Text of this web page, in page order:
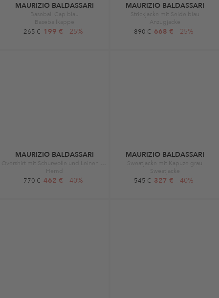
MAURIZIO BALDASSARI
Baseball Cap blau
Baseballkappe
265 € 199 € -25%
MAURIZIO BALDASSARI
Strickjacke mit Seide blau
Anzugjacke
890 € 668 € -25%
MAURIZIO BALDASSARI
Hemd
770 € 462 € -40%
MAURIZIO BALDASSARI
Sweatjacke mit Kapuze grau
Sweatjacke
545 € 327 € -40%